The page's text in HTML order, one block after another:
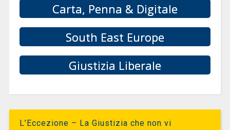
Carta, Penna & Digitale
South East Europe
Giustizia Liberale
L’Eccezione – La Giustizia che non vi